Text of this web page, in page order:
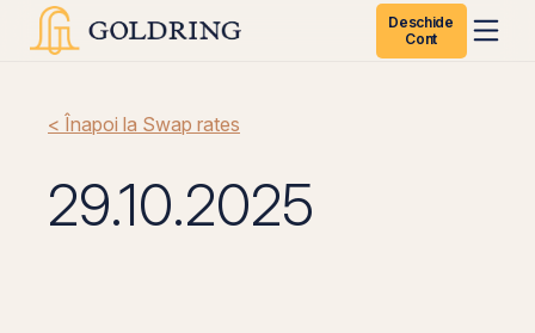
Deschide
Cont
< Înapoi la Swap rates
29.10.2025